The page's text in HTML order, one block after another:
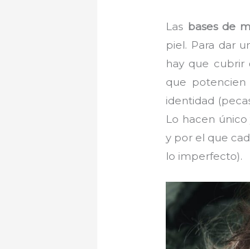
Las bases de
piel. Para dar
hay que cubrir
que potencien
identidad
Lo hacen
y por el que
lo imperfecto).